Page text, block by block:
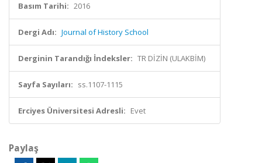
Basım Tarihi: 2016
Dergi Adı: Journal of History School
Derginin Tarandığı İndeksler: TR DİZİN (ULAKBİM)
Sayfa Sayıları: ss.1107-1115
Erciyes Üniversitesi Adresli: Evet
Paylaş